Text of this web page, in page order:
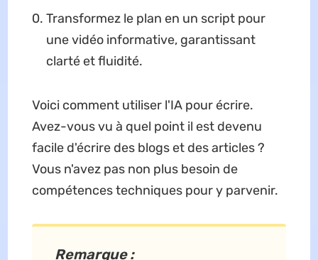
Transformez le plan en un script pour
une vidéo informative, garantissant
clarté et fluidité.
Voici comment utiliser l'IA pour écrire.
Avez-vous vu à quel point il est devenu
facile d'écrire des blogs et des articles ?
Vous n'avez pas non plus besoin de
compétences techniques pour y parvenir.
Remarque :